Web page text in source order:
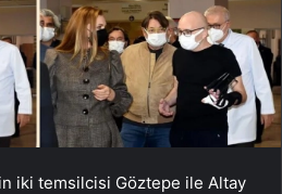
iki temsilcisi Göztepe ile Altay